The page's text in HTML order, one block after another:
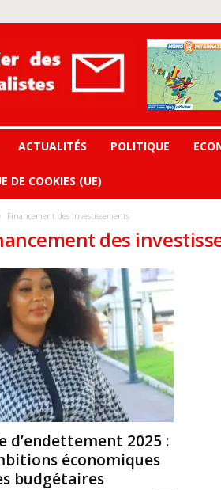
ACTUALITÉS POLITIQUE
DE COOKIES (UE)
Financement des investissements
des
d’endettement 2025 :
économiques
budgétaires